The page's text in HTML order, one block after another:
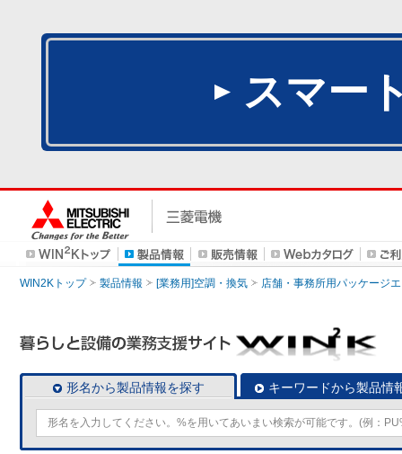
スマー
WIN2Kトップ 製品情報 [業務用]空調・換気 店舗・事務所用パッケージ
形名から製品情報を探す キーワードから製品情